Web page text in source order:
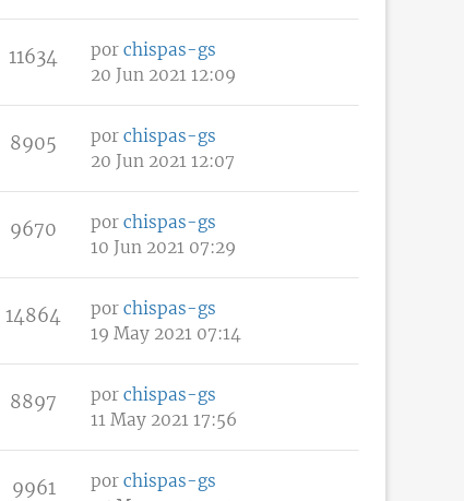
11634 por chispas-gs
20 Jun 2021 12:09
8905 por chispas-gs
20 Jun 2021 12:07
9670 por chispas-gs
10 Jun 2021 07:29
14864 por chispas-gs
19 May 2021 07:14
8897 por chispas-gs
11 May 2021 17:56
9961 por chispas-gs